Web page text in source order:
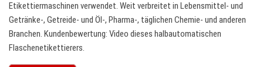
Etikettiermaschinen verwendet. Weit verbreitet in Lebensmittel- und
Getränke-, Getreide- und Öl-, Pharma-, täglichen Chemie- und anderen
Branchen. Kundenbewertung: Video dieses halbautomatischen
Flaschenetikettierers.